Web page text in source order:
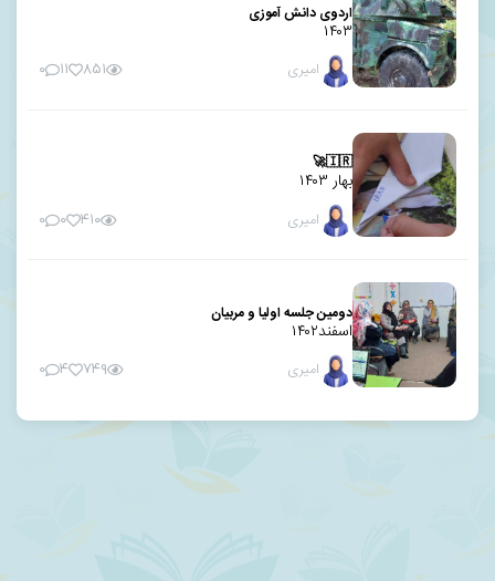
اردوی دانش آموزی
۱۴۰۳
امیری ۸۵۱ ۱۱ ۰
🇮🇷🚀
بهار ۱۴۰۳
امیری ۴۱۰ ۰ ۰
دومین جلسه اولیا و مربیان
اسفند۱۴۰۲
امیری ۷۴۹ ۴ ۰